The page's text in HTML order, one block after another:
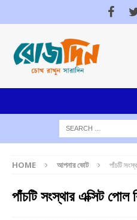
HOME আপনার ভোট পাঁচটি
পাঁচটি সংস্থার এক্সিট পোল